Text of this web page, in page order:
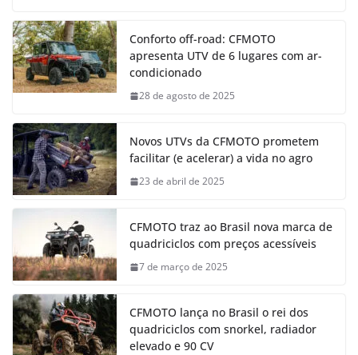
Conforto off-road: CFMOTO
apresenta UTV de 6 lugares com ar-
condicionado
28 de agosto de 2025
Novos UTVs da CFMOTO prometem
facilitar (e acelerar) a vida no agro
23 de abril de 2025
CFMOTO traz ao Brasil nova marca de
quadriciclos com preços acessíveis
7 de março de 2025
CFMOTO lança no Brasil o rei dos
quadriciclos com snorkel, radiador
elevado e 90 CV